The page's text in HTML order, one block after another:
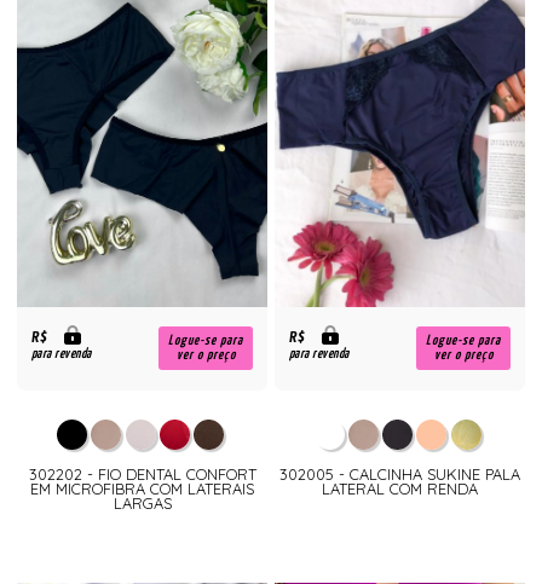
R$
para revenda
Logue-se para
ver o preço
302202 - FIO DENTAL CONFORT
EM MICROFIBRA COM LATERAIS
LARGAS
R$
para revenda
Logue-se para
ver o preço
302005 - CALCINHA SUKINE PALA
LATERAL COM RENDA